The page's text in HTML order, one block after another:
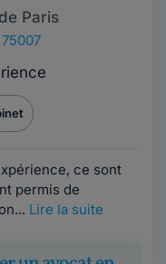
Paris
ce sont
permis de
Lire la suite